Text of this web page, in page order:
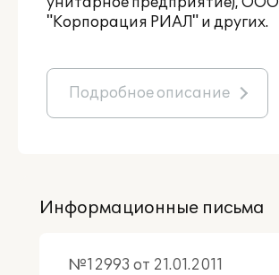
"Корпорация РИАЛ" и других.
Подробное описание
Информационные письма
№12993 от 21.01.2011